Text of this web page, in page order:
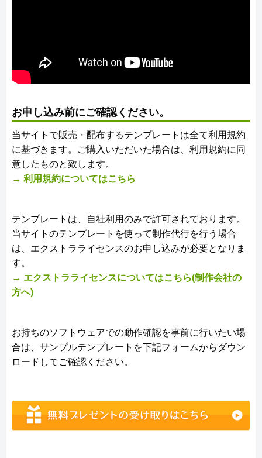
お申し込み前にご確認ください。
当サイトで販売・配布するテンプレートは全て利用規約
に基づきます。ご購入いただいた場合は、利用規約に同
意したものと致します。
→ 利用規約についてはこちら
テンプレートは、自社利用のみで許可されております。
当サイトのテンプレートを使って制作代行を行う場合
は、エクストラライセンスのお申し込みが必要となりま
す。
→ エクストラライセンスについてはこちら(制作会社の
方へ)
お持ちのソフトウェアでの動作確認を事前に行いたい場
合は、サンプルテンプレートを下記フォームからダウン
ロードしてご確認ください。